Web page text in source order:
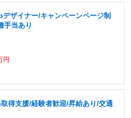
ザイナー/キャンペーンページ制
手当あり
円
得支援/経験者歓迎/昇給あり/交通